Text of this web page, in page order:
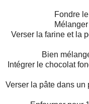
Fondre
Verser la farine et la
Bien
Intégrer le chocolat
Verser la pâte dans